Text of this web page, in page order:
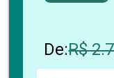
De:R$